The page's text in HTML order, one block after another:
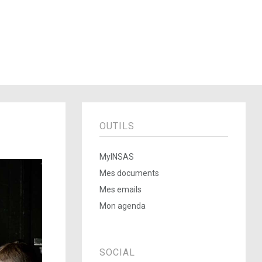
OUTILS
MyINSAS
Mes documents
Mes emails
Mon agenda
SOCIAL